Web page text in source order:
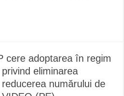
cere adoptarea în regim
eliminarea
numărului de